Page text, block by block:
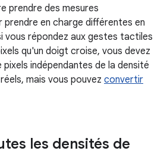
prendre des mesures
prendre en charge différentes en
vous répondez aux gestes tactiles
qu'un doigt croise, vous devez
indépendantes de la densité
mais vous pouvez convertir
les densités de